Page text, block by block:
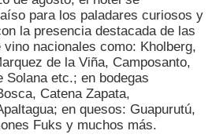
LLEGA
ESTE
25
Y
26
DE
AGOSTO!
para los paladares curiosos y
la presencia destacada de las
nacionales como: Kholberg,
de la Viña, Camposanto,
Solana etc.; en bodegas
Catena Zapata,
en quesos: Guapurutú,
Fuks y muchos más.